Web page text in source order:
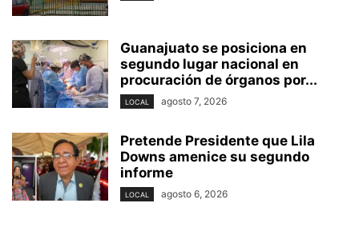
Guanajuato se posiciona en
segundo lugar nacional en
procuración de órganos por...
LOCAL agosto 7, 2026
Pretende Presidente que Lila
Downs amenice su segundo
informe
LOCAL agosto 6, 2026